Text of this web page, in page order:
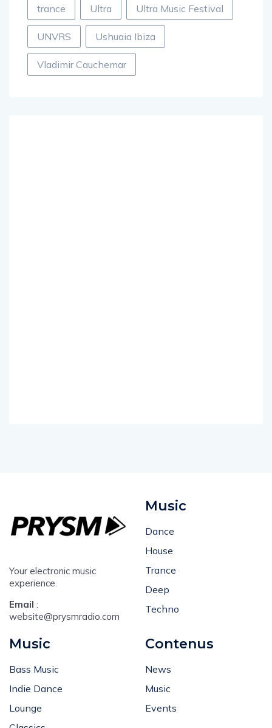
trance Ultra Ultra Music Festival
UNVRS Ushuaia Ibiza
Vladimir Cauchemar
Your electronic music
Email:
Deep